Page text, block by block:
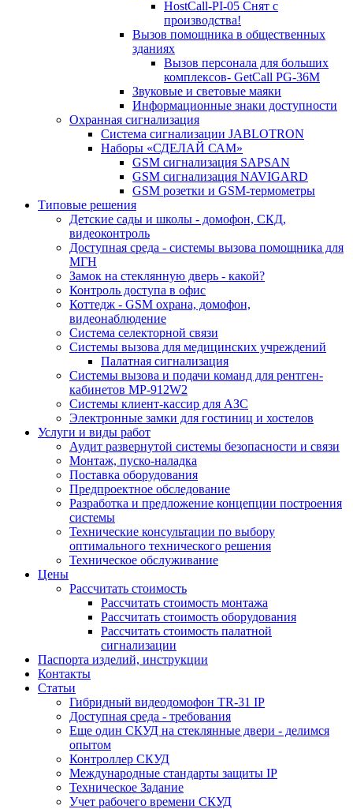
HostCall-PI-05 Снят с
производства!
Вызов помощника в общественных
зданиях
Вызов персонала для больших
комплексов- GetCall PG-36M
Звуковые и световые маяки
Информационные знаки доступности
Охранная сигнализация
Система сигнализации JABLOTRON
Наборы «СДЕЛАЙ САМ»
GSM сигнализация SAPSAN
GSM сигнализация NAVIGARD
GSM розетки и GSM-термометры
Типовые решения
Детские сады и школы - домофон, СКД,
видеоконтроль
Доступная среда - системы вызова помощника для
МГН
Замок на стеклянную дверь - какой?
Контроль доступа в офис
Коттедж - GSM охрана, домофон,
видеонаблюдение
Система селекторной связи
Системы вызова для медицинских учреждений
Палатная сигнализация
Системы вызова и подачи команд для рентген-
кабинетов MP-912W2
Системы клиент-кассир для АЗС
Электронные замки для гостиниц и хостелов
Услуги и виды работ
Аудит развернутой системы безопасности и связи
Монтаж, пуско-наладка
Поставка оборудования
Предпроектное обследование
Разработка и предложение концепции построения
системы
Технические консультации по выбору
оптимального технического решения
Техническое обслуживание
Цены
Рассчитать стоимость
Рассчитать стоимость монтажа
Рассчитать стоимость оборудования
Рассчитать стоимость палатной
сигнализации
Паспорта изделий, инструкции
Контакты
Статьи
Гибридный видеодомофон TR-31 IP
Доступная среда - требования
Еще один СКУД на стеклянные двери - делимся
опытом
Контроллер СКУД
Международные стандарты защиты IP
Техническое Задание
Учет рабочего времени СКУД